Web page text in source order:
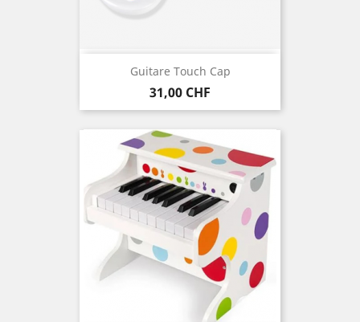
Guitare Touch Cap
Preis
31,00 CHF